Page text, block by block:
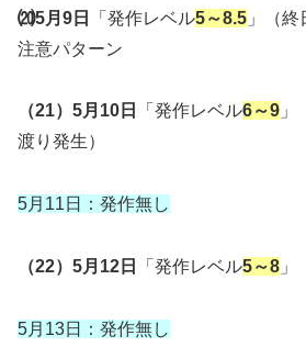
⒇5月9日 「発作レベル5～8.5 」（
注意パターン
（21）5月10日 「発作レベル6～9
渡り発生）
5月11日：発作無し
（22）5月12日 「発作レベル5～8 」
5月13日：発作無し